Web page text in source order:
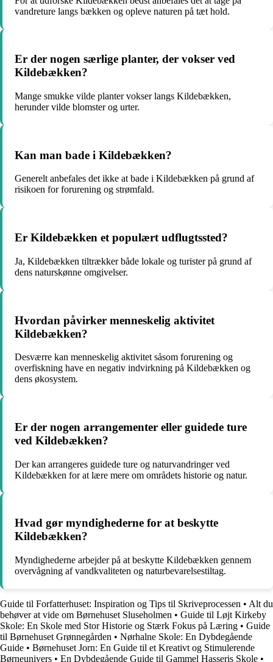
vandreture langs bækken og opleve naturen på tæt hold.
Er der nogen særlige planter, der vokser ved
Kildebækken?
Mange smukke vilde planter vokser langs Kildebækken,
herunder vilde blomster og urter.
Kan man bade i Kildebækken?
Generelt anbefales det ikke at bade i Kildebækken på grund af
risikoen for forurening og strømfald.
Er Kildebækken et populært udflugtssted?
Ja, Kildebækken tiltrækker både lokale og turister på grund af
dens naturskønne omgivelser.
Hvordan påvirker menneskelig aktivitet
Kildebækken?
Desværre kan menneskelig aktivitet såsom forurening og
overfiskning have en negativ indvirkning på Kildebækken og
dens økosystem.
Er der nogen arrangementer eller guidede ture
ved Kildebækken?
Der kan arrangeres guidede ture og naturvandringer ved
Kildebækken for at lære mere om områdets historie og natur.
Hvad gør myndighederne for at beskytte
Kildebækken?
Myndighederne arbejder på at beskytte Kildebækken gennem
overvågning af vandkvaliteten og naturbevarelsestiltag.
Guide til Forfatterhuset: Inspiration og Tips til Skriveprocessen • Alt du
behøver at vide om Børnehuset Sluseholmen • Guide til Løjt Kirkeby
Skole: En Skole med Stor Historie og Stærk Fokus på Læring • Guide
til Børnehuset Grønnegården • Nørhalne Skole: En Dybdegående
Guide • Børnehuset Jorn: En Guide til et Kreativt og Stimulerende
Børneunivers • En Dybdegående Guide til Gammel Hasseris Skole •